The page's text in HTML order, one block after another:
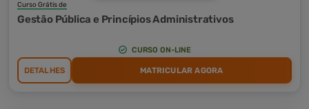
Curso Grátis de
Gestão Pública e Princípios Administrativos
CURSO ON-LINE
DETALHES MATRICULAR AGORA